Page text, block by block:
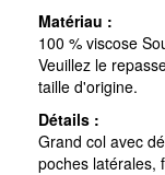
Matériau :
100 % viscose
Veuillez le
taille d'origine.
Détails :
Grand col avec
poches latérales,